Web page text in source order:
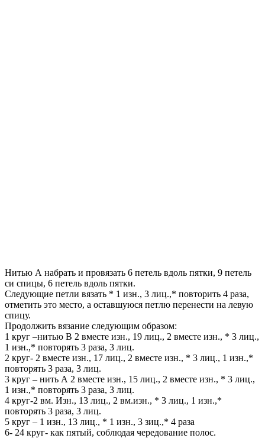
Нитью А набрать и провязать 6 петель вдоль пятки, 9 петель
си спицы, 6 петель вдоль пятки.
Следующие петли вязать * 1 изн., 3 лиц.,* повторить 4 раза,
отметить это место, а оставшуюся петлю перенести на левую
спицу.
Продолжить вязание следующим образом:
1 круг –нитью В 2 вместе изн., 19 лиц., 2 вместе изн., * 3 лиц.,
1 изн.,* повторять 3 раза, 3 лиц.
2 круг- 2 вместе изн., 17 лиц., 2 вместе изн., * 3 лиц., 1 изн.,*
повторять 3 раза, 3 лиц.
3 круг – нить А 2 вместе изн., 15 лиц., 2 вместе изн., * 3 лиц.,
1 изн.,* повторять 3 раза, 3 лиц.
4 круг-2 вм. Изн., 13 лиц., 2 вм.изн., * 3 лиц., 1 изн.,*
повторять 3 раза, 3 лиц.
5 круг – 1 изн., 13 лиц., * 1 изн., 3 зиц.,* 4 раза
6- 24 круг- как пятый, соблюдая чередование полос.